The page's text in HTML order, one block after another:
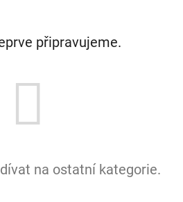
připravujeme.
na ostatní kategorie.